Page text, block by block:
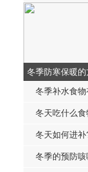
冬季防寒保暖
冬季补水食
燥呢?
冬天吃什么
哪些?
冬天如何进
冬季的预防